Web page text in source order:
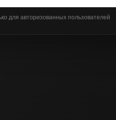
для авторизованных пользователей